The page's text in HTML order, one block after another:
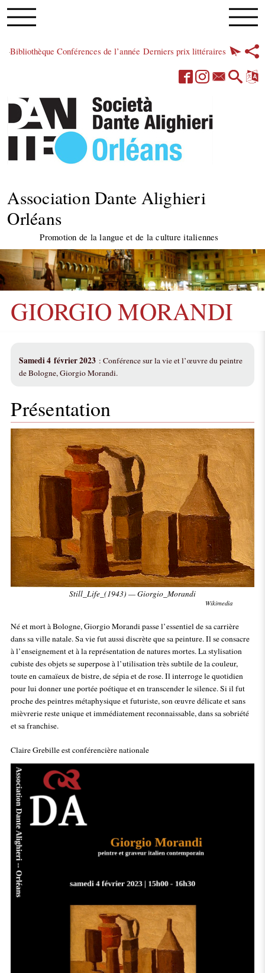
Bibliothèque Conférences de l’année Derniers prix littéraires
Association Dante Alighieri
Orléans
Promotion de la langue et de la culture italiennes
GIORGIO MORANDI
Samedi 4 février 2023: Conférence sur la vie et l’œuvre du peintre
de Bologne, Giorgio Morandi.
Présentation
Still_Life_(1943) — Giorgio_Morandi
Wikimedia
Né et mort à Bologne, Giorgio Morandi passe l’essentiel de sa carrière
dans sa ville natale. Sa vie fut aussi discrète que sa peinture. Il se consacre
à l’enseignement et à la représentation de natures mortes. La stylisation
cubiste des objets se superpose à l’utilisation très subtile de la couleur,
toute en camaïeux de bistre, de sépia et de rose. Il interroge le quotidien
pour lui donner une portée poétique et en transcender le silence. Si il fut
proche des peintres métaphysique et futuriste, son œuvre délicate et sans
mièvrerie reste unique et immédiatement reconnaissable, dans sa sobriété
et sa franchise.
Claire Grebille est conférencière nationale